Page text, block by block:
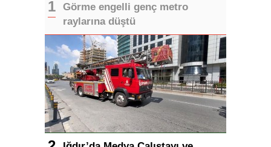
Görme engelli genç metro
raylarına düştü